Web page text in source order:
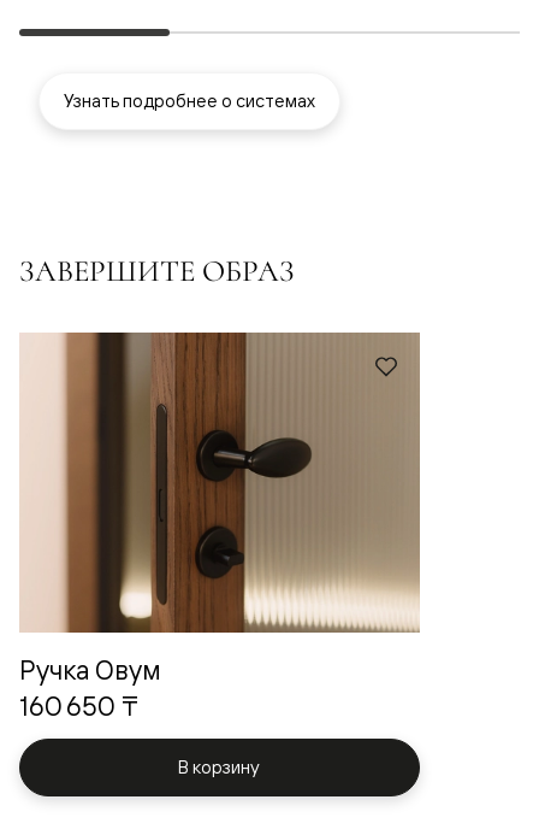
Узнать подробнее о системах
ЗАВЕРШИТЕ ОБРАЗ
Ручка Овум
160 650 ₸
В корзину